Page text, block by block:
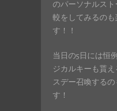
のパーソナルス
較をしてみるのも
す！！
当日の5日には恒
ジカルキーも貰
スデー召喚する
す！